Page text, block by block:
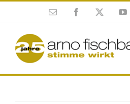
Esmalte
Facebook